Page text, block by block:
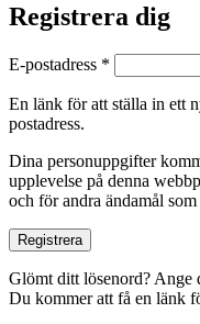
Registrera dig
E-postadress *
En länk för att ställa in ett
postadress.
Dina personuppgifter
upplevelse på denna
och för andra ändamål
Registrera
Glömt ditt lösenord? Ange
Du kommer att få en länk